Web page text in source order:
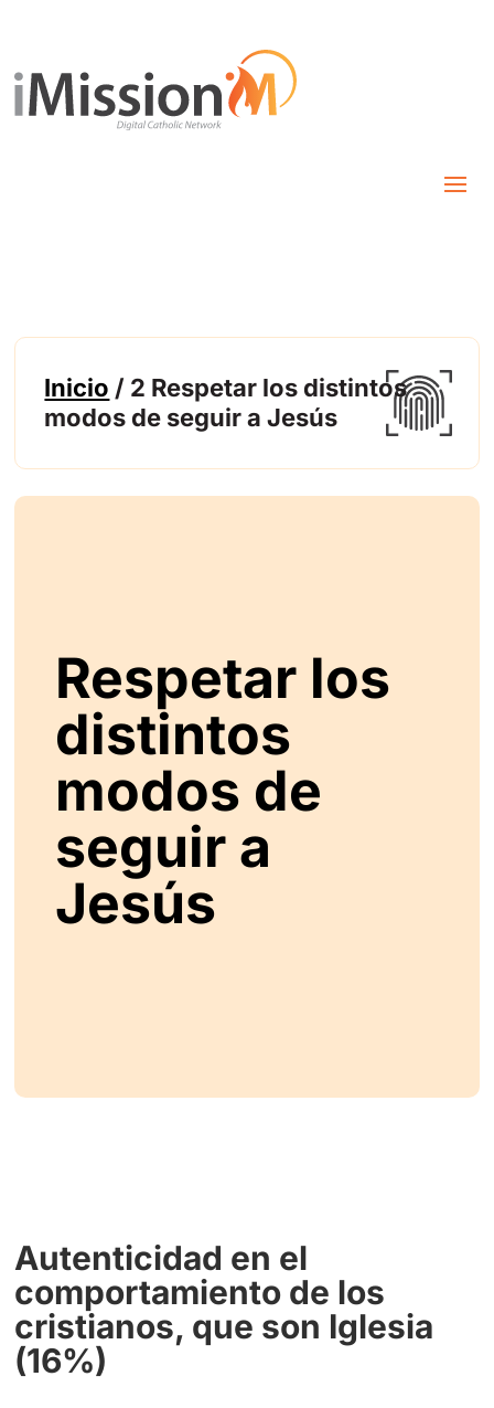
Inicio / 2 Respetar los distintos
modos de seguir a Jesús
Respetar los
distintos
modos de
seguir a
Jesús
Autenticidad en el
comportamiento de los
cristianos, que son Iglesia
(16%)